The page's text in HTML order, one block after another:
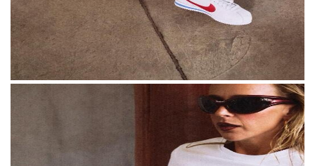
Блогер Карина Мурашкина представила
свою первую спортивную линейку Mur